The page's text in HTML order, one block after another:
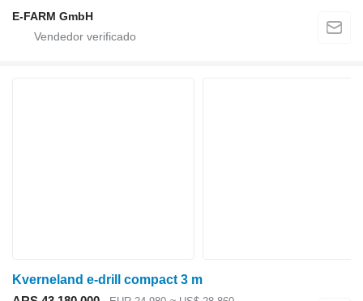
E-FARM GmbH
Kverneland e-drill compact 3 m